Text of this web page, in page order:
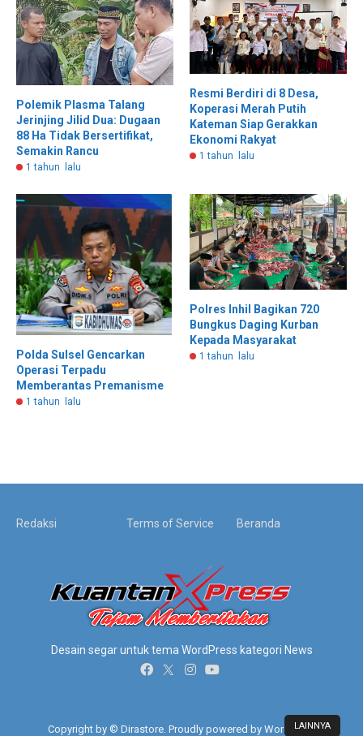
Polemik Plasma Talang
Jerinjing Jilid Dua: Dugaan
88 Ha Tidak Bersertifikat,
Semakin Rancu
1 tahun lalu
Resmi Berdiri di 8 Desa,
Koperasi Merah Putih
Kateman Siap Gerakkan
Ekonomi Rakyat
1 tahun lalu
Polda Sulsel Gencarkan
Operasi Terpadu
Memberantas Premanisme
1 tahun lalu
Polres Inhil Bagikan 720
Bungkus Daging Kurban
Kepada Masyarakat
1 tahun lalu
LAINNYA
Redaksi Terms of Service Beranda
Desain segar untuk tema WordPress kategori News
Copyright by © Dirastore. Proudly powered by WordPress